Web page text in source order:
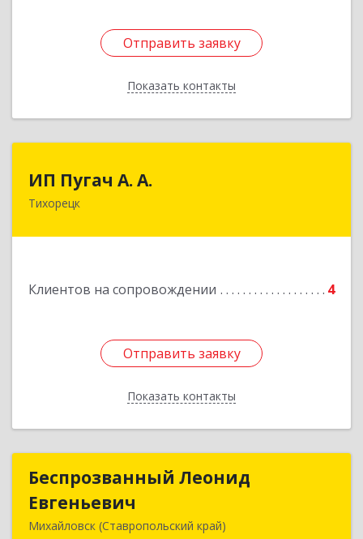
Отправить заявку
Показать контакты
Отправить заявку
Назад
ИП Пугач А. А.
Тихорецк
Клиентов на сопровождении 4
Отправить заявку
Показать контакты
352114, Краснодарский край, Тихорецкий р-н,
Подробнее
Отправить заявку
Назад
Беспрозванный Леонид
Евгеньевич
Михайловск (Ставропольский край)
Беспрозванный Леонид